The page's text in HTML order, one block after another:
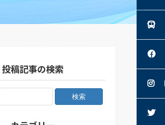
投稿記事の検索